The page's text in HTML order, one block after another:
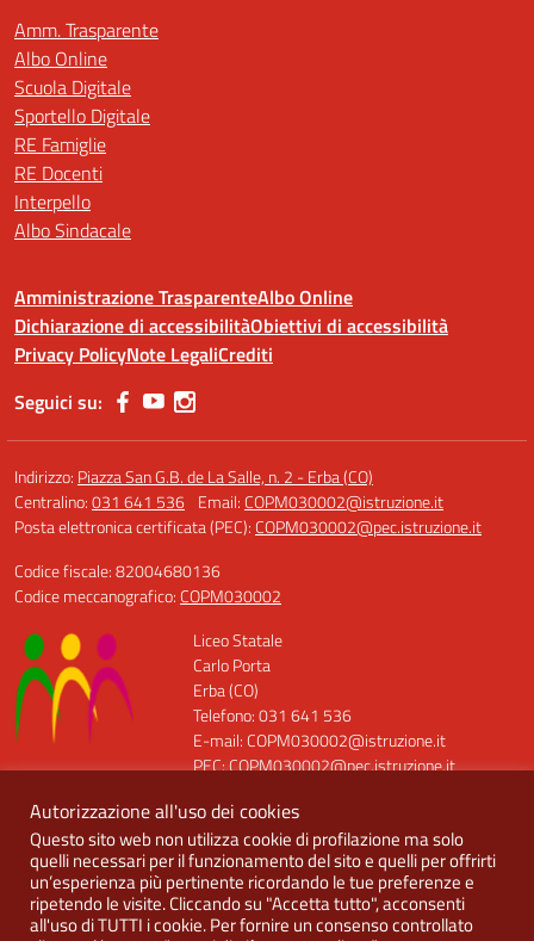
Amm. Trasparente
Albo Online
Scuola Digitale
Sportello Digitale
RE Famiglie
RE Docenti
Interpello
Albo Sindacale
Amministrazione TrasparenteAlbo Online
Dichiarazione di accessibilitàObiettivi di accessibilità
Privacy PolicyNote LegaliCrediti
Seguici su:
Indirizzo: Piazza San G.B. de La Salle, n. 2 - Erba (CO)
Centralino:031 641 536 Email: COPM030002@istruzione.it
Posta elettronica certificata (PEC): COPM030002@pec.istruzione.it
Codice fiscale: 82004680136
Codice meccanografico: COPM030002
Liceo Statale
Carlo Porta
Erba (CO)
Telefono: 031 641 536
E-mail: COPM030002@istruzione.it
PEC: COPM030002@pec.istruzione.it
Codice Fiscale: 82004680136
Codice Univoco: UFQT7X
Autorizzazione all'uso dei cookies
Questo sito web non utilizza cookie di profilazione ma solo
quelli necessari per il funzionamento del sito e quelli per offrirti
un’esperienza più pertinente ricordando le tue preferenze e
ripetendo le visite. Cliccando su "Accetta tutto", acconsenti
all'uso di TUTTI i cookie. Per fornire un consenso controllato